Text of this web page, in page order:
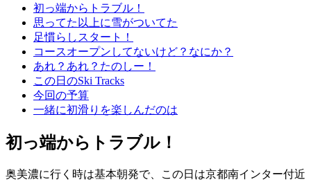
初っ端からトラブル！
思ってた以上に雪がついてた
足慣らしスタート！
コースオープンしてないけど？なにか？
あれ？あれ？たのしー！
この日のSki Tracks
今回の予算
一緒に初滑りを楽しんだのは
初っ端からトラブル！
奥美濃に行く時は基本朝発で、この日は京都南インター付近